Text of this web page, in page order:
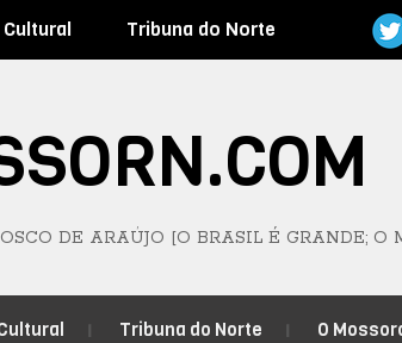
Tribuna do Norte
DE ARAÚJO [O BRASIL É GRANDE; O
Tribuna do Norte O